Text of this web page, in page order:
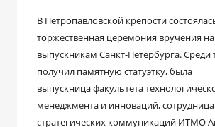
В Петропавловской крепости
торжественная церемония вручения
выпускникам Санкт-Петербурга. Среди
получил памятную статуэтку, была
выпускница факультета
менеджмента и инноваций,
стратегических коммуникаций ИТМО